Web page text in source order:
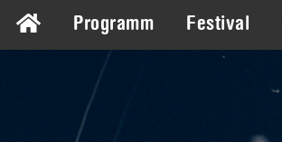
Programm Festival